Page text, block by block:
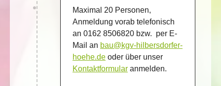
Maximal 20 Personen,
Anmeldung vorab telefonisch
an 0162 8506820 bzw. per E-
Mail an bau@kgv-hilbersdorfer-
hoehe.de oder über unser
Kontaktformular anmelden.